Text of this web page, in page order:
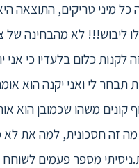
לא מהבחינה של
כלום בלעדיו כי
תבחר לי ואני יקנה הוא
קונים משהו שכמובן הוא
מה זה חסכונית, למה את
מספר פעמים